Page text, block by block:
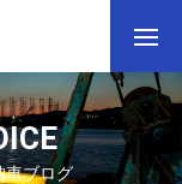
車ブログ